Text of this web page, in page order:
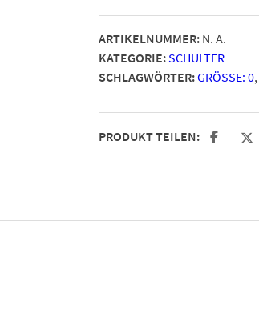
Menge
ARTIKELNUMMER: N. A.
KATEGORIE:SCHULTER
SCHLAGWÖRTER:GRÖSSE: 0 ,
PRODUKT TEILEN: